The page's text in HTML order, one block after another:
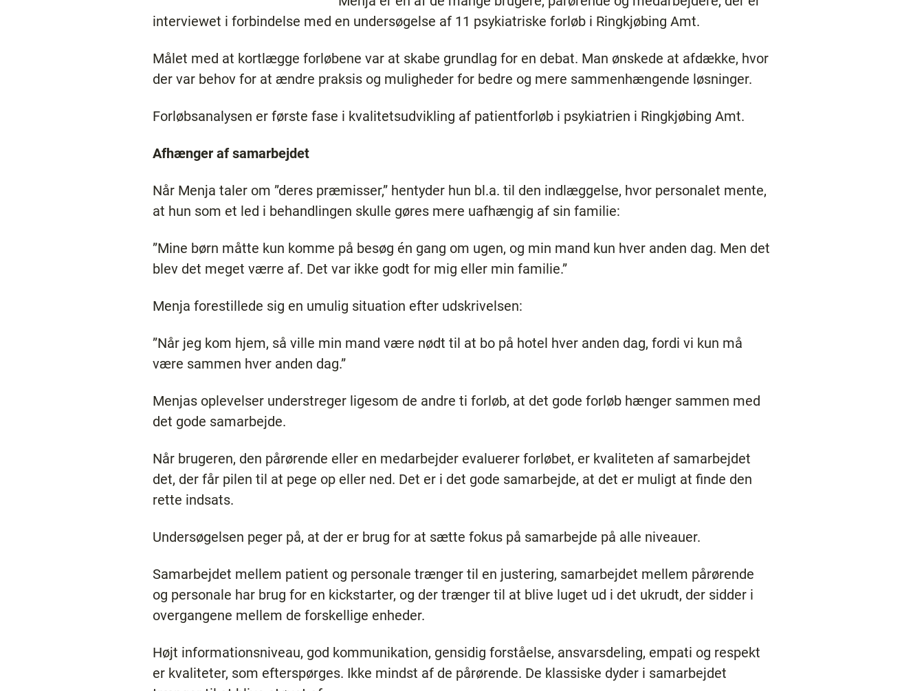
interviewet i forbindelse med en undersøgelse af 11 psykiatriske forløb i Ringkjøbing Amt.
Målet med at kortlægge forløbene var at skabe grundlag for en debat. Man ønskede at afdække, hvor
der var behov for at ændre praksis og muligheder for bedre og mere sammenhængende løsninger.
Forløbsanalysen er første fase i kvalitetsudvikling af patientforløb i psykiatrien i Ringkjøbing Amt.
Afhænger af samarbejdet
Når Menja taler om ”deres præmisser,” hentyder hun bl.a. til den indlæggelse, hvor personalet mente,
at hun som et led i behandlingen skulle gøres mere uafhængig af sin familie:
”Mine børn måtte kun komme på besøg én gang om ugen, og min mand kun hver anden dag. Men det
blev det meget værre af. Det var ikke godt for mig eller min familie.”
Menja forestillede sig en umulig situation efter udskrivelsen:
”Når jeg kom hjem, så ville min mand være nødt til at bo på hotel hver anden dag, fordi vi kun må
være sammen hver anden dag.”
Menjas oplevelser understreger ligesom de andre ti forløb, at det gode forløb hænger sammen med
det gode samarbejde.
Når brugeren, den pårørende eller en medarbejder evaluerer forløbet, er kvaliteten af samarbejdet
det, der får pilen til at pege op eller ned. Det er i det gode samarbejde, at det er muligt at finde den
rette indsats.
Undersøgelsen peger på, at der er brug for at sætte fokus på samarbejde på alle niveauer.
Samarbejdet mellem patient og personale trænger til en justering, samarbejdet mellem pårørende
og personale har brug for en kickstarter, og der trænger til at blive luget ud i det ukrudt, der sidder i
overgangene mellem de forskellige enheder.
Højt informationsniveau, god kommunikation, gensidig forståelse, ansvarsdeling, empati og respekt
er kvaliteter, som efterspørges. Ikke mindst af de pårørende. De klassiske dyder i samarbejdet